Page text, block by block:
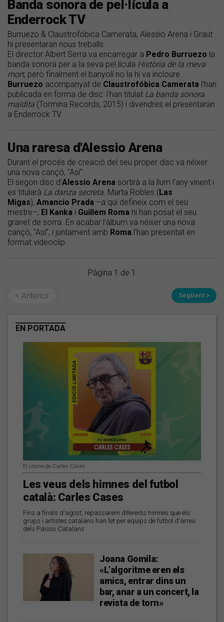
Banda sonora de pel·lícula a
Enderrock TV
Burruezo & Claustrofóbica Camerata, Alessio Arena i Graut
hi presentaran nous treballs
El director Albert Serra va encarregar a Pedro Burruezo la
banda sonora per a la seva pel·lícula Història de la meva
mort, però finalment el banyolí no la hi va incloure.
Burruezo acompanyat de Claustrofóbica Camerata l'han
publicada en forma de disc: l'han titulat La banda sonora
maldita (Tormina Records, 2015) i divendres el presentaran
a Enderrock TV.
Una raresa d'Alessio Arena
Durant el procés de creació del seu proper disc va néixer
una nova cançó, "Así"
El segon disc d'Alessio Arena sortirà a la llum l'any vinent i
es titularà La danza secreta. Marta Robles (Las
Migas), Amancio Prada –a qui defineix com el seu
mestre–, El Kanka i Guillem Roma hi han posat el seu
granet de sorra. En acabar l'àlbum va néixer una nova
cançó, "Así", i juntament amb Roma l'han presentat en
format videoclip.
Pàgina 1 de 1
< Anterior Següent >
EN PORTADA
El cromo de Carles Cases
Les veus dels himnes del futbol
català: Carles Cases
Fins a finals d'agost, repassarem diferents himnes que els
grups i artistes catalans han fet per equips de futbol d'arreu
dels Països Catalans
Joana Gomila:
«L’algoritme eren els
amics, entrar dins un
bar, anar a un concert, la
revista de torn»